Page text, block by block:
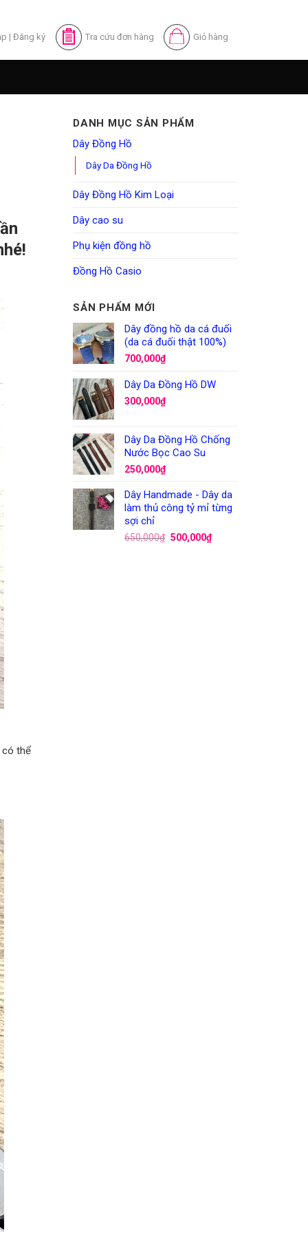
| Đăng ký Tra cứu đơn hàng Giỏ hàng
có thể
DANH MỤC SẢN PHẨM
Dây Đồng Hồ
Dây Da Đồng Hồ
Dây Đồng Hồ Kim Loại
Dây cao su
Phụ kiện đồng hồ
Đồng Hồ Casio
SẢN PHẨM MỚI
Dây đồng hồ da cá đuối
(da cá đuối thật 100%)
700,000₫
Dây Da Đồng Hồ DW
300,000₫
Dây Da Đồng Hồ Chống
Nước Bọc Cao Su
250,000₫
Dây Handmade - Dây da
làm thủ công tỷ mỉ từng
sợi chỉ
650,000₫ 500,000₫